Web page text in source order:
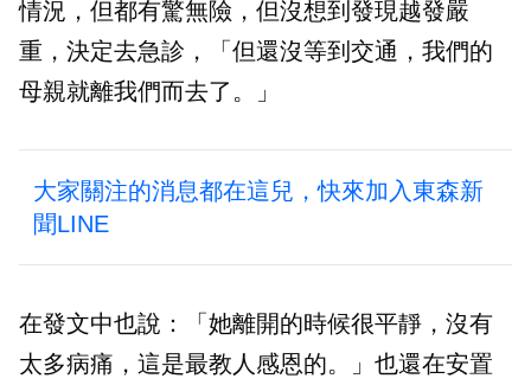
情況，但都有驚無險，但沒想到發現越發嚴
重，決定去急診，「但還沒等到交通，我們的
母親就離我們而去了。」
大家關注的消息都在這兒，快來加入東森新
聞LINE
在發文中也說：「她離開的時候很平靜，沒有
太多病痛，這是最教人感恩的。」也還在安置